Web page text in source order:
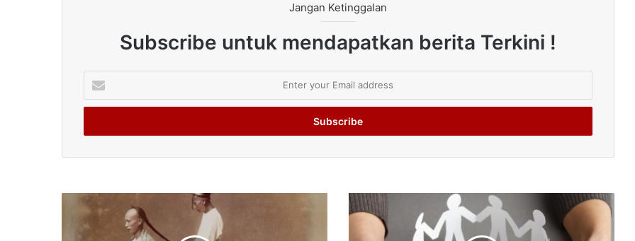
Jangan Ketinggalan
Subscribe untuk mendapatkan berita Terkini !
your
Email